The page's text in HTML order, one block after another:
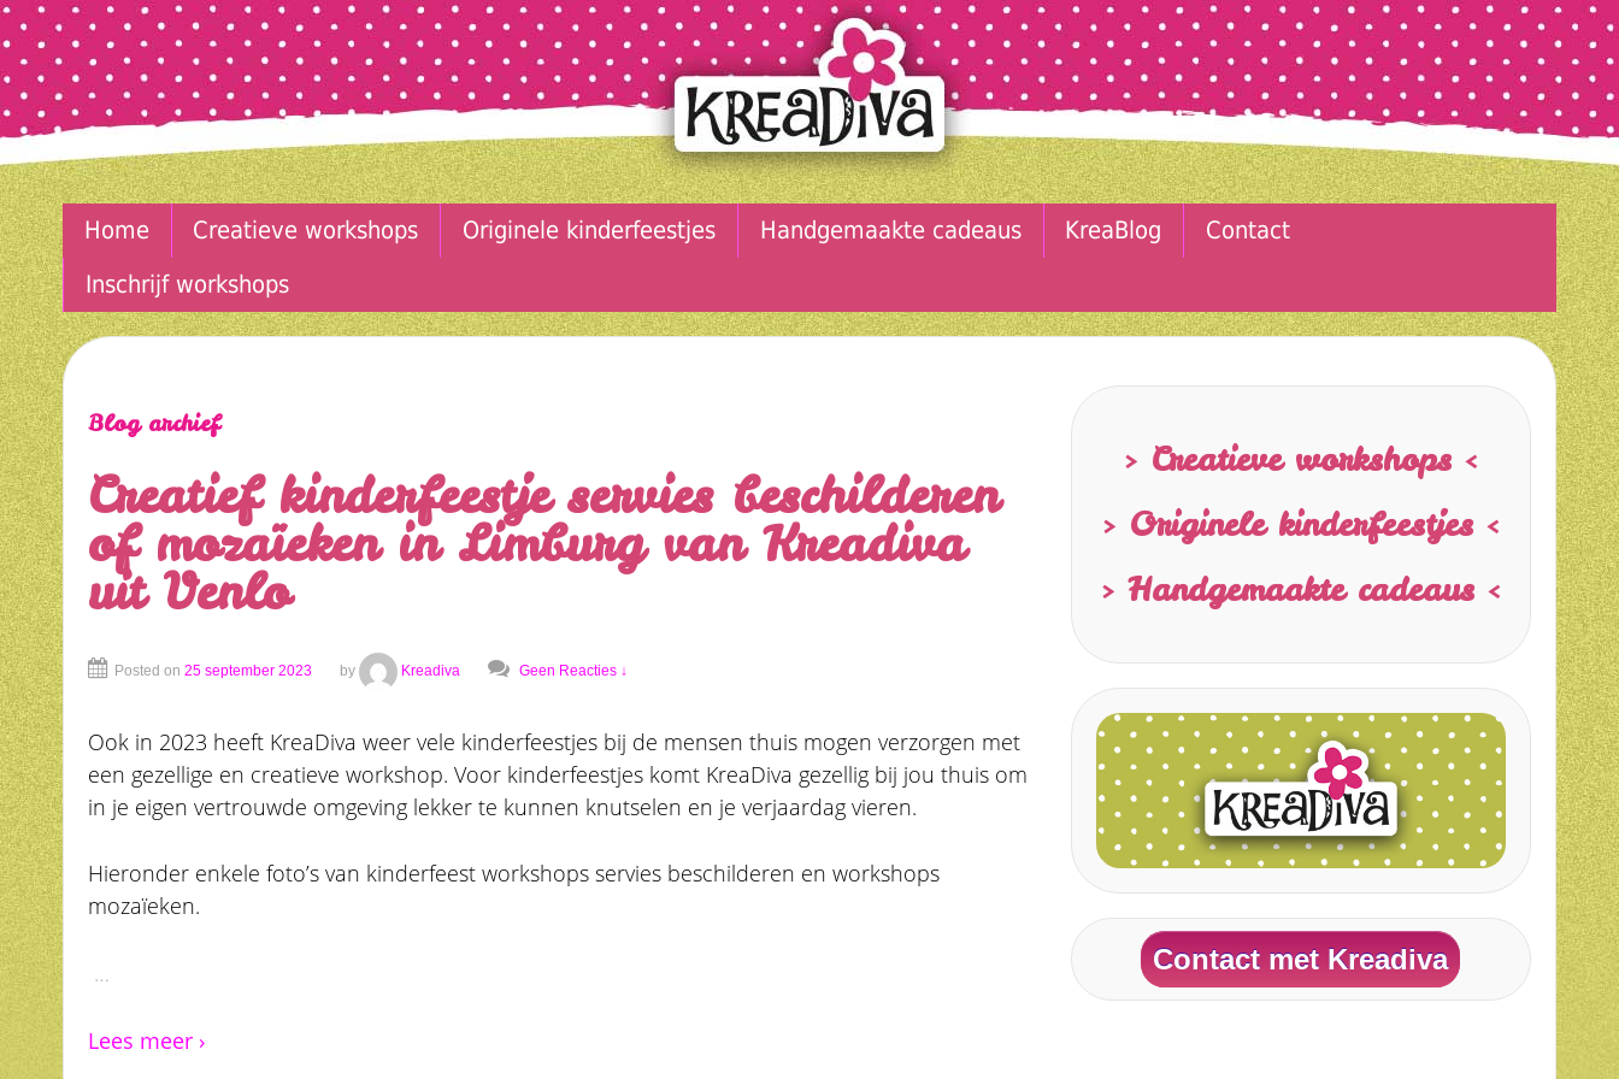
Home Creatieve workshops Originele kinderfeestjes Handgemaakte cadeaus KreaBlog
Contact
Inschrijf workshops
Blog archief
Creatief kinderfeestje servies beschilderen
of mozaïeken in Limburg van Kreadiva
uit Venlo
Posted on 25 september 2023 by Kreadiva Geen Reacties ↓
Ook in 2023 heeft KreaDiva weer vele kinderfeestjes bij de mensen thuis mogen verzorgen met
een gezellige en creatieve workshop. Voor kinderfeestjes komt KreaDiva gezellig bij jou thuis om
in je eigen vertrouwde omgeving lekker te kunnen knutselen en je verjaardag vieren.
Hieronder enkele foto’s van kinderfeest workshops servies beschilderen en workshops
mozaïeken.
…
Lees meer ›
> Creatieve workshops <
> Originele kinderfeestjes <
> Handgemaakte cadeaus <
Contact met Kreadiva